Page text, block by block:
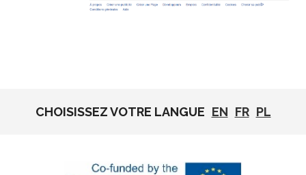
CHOISISSEZ VOTRE LANGUE EN FR PL